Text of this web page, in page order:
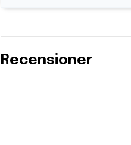
Recensioner